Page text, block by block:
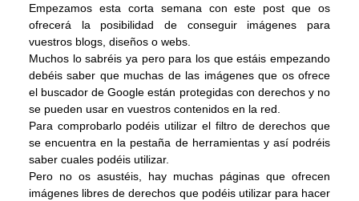
Empezamos esta corta semana con este post que os
ofrecerá la posibilidad de conseguir imágenes para
vuestros blogs, diseños o webs.
Muchos lo sabréis ya pero para los que estáis empezando
debéis saber que muchas de las imágenes que os ofrece
el buscador de Google están protegidas con derechos y no
se pueden usar en vuestros contenidos en la red.
Para comprobarlo podéis utilizar el filtro de derechos que
se encuentra en la pestaña de herramientas y así podréis
saber cuales podéis utilizar.
Pero no os asustéis, hay muchas páginas que ofrecen
imágenes libres de derechos que podéis utilizar para hacer